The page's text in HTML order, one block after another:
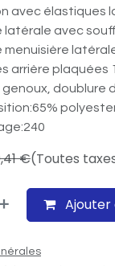
avec élastiques
latérale avec
menuisière
arrière plaquées
doublure
€(Toutes
Ajouter